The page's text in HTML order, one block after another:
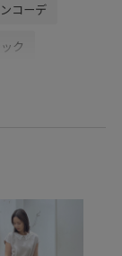
コーデ
ク
26RP_夏のbesthit